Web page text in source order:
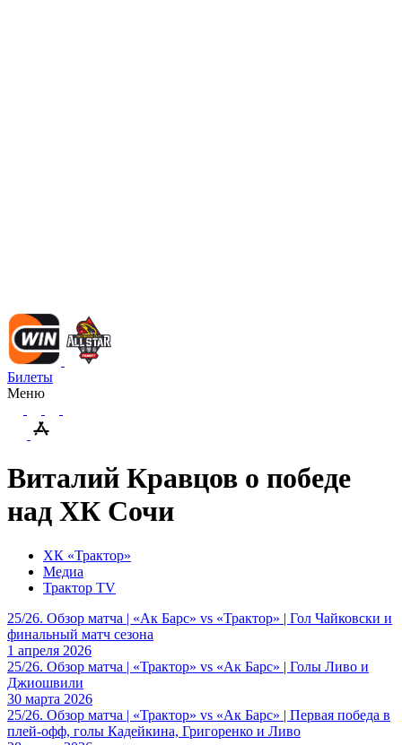
Билеты
Меню
Виталий Кравцов о победе
над ХК Сочи
ХК «Трактор»
Медиа
Трактор TV
25/26. Обзор матча | «Ак Барс» vs «Трактор» | Гол Чайковски и
финальный матч сезона
1 апреля 2026
25/26. Обзор матча | «Трактор» vs «Ак Барс» | Голы Ливо и
Джиошвили
30 марта 2026
25/26. Обзор матча | «Трактор» vs «Ак Барс» | Первая победа в
плей-офф, голы Кадейкина, Григоренко и Ливо